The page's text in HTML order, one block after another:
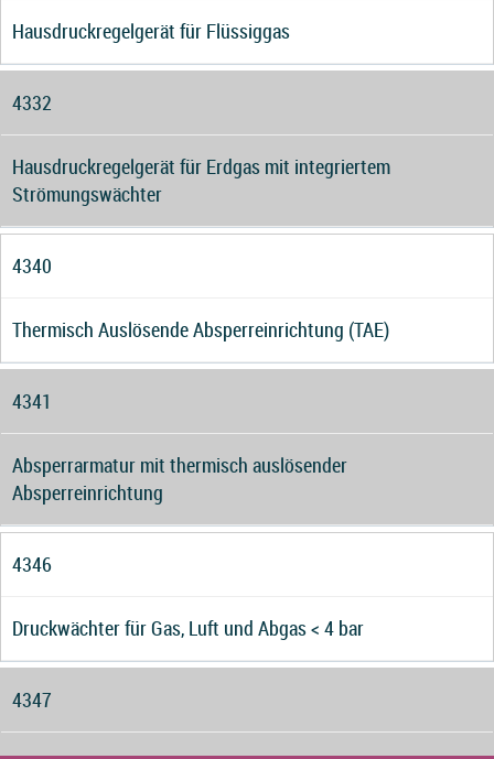
Hausdruckregelgerät für Flüssiggas
4332
Hausdruckregelgerät für Erdgas mit integriertem
Strömungswächter
4340
Thermisch Auslösende Absperreinrichtung (TAE)
4341
Absperrarmatur mit thermisch auslösender
Absperreinrichtung
4346
Druckwächter für Gas, Luft und Abgas < 4 bar
4347